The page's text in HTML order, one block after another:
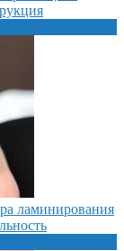
ламинирования